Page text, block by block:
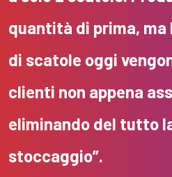
quantità di prima,
di scatole oggi
clienti non appena
eliminando del tutto
stoccaggio”.